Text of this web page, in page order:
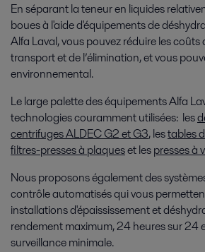
En séparant la teneur en liquides
boues à l'aide d'équipements de
Alfa Laval, vous pouvez réduire les coûts
transport et de l’élimination, et vous
environnemental.
Le large palette des équipements Alfa
technologies couramment utilisées: les
centrifuges ALDEC G2 et G3, lestables
filtres-presses à plaqueset lespresses à
Nous proposons également des
contrôle automatisés qui vous
installations d'épaississement et
rendement maximum, 24 heures sur 24
surveillance minimale.